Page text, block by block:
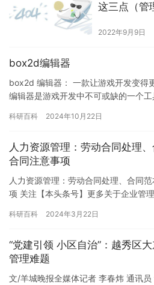
这三点（管
2022年9月9日
box2d编辑器
box2d 编辑器： 一款让游戏开发变得
编辑器是游戏开发中不可或缺的一个
科研百科 2024年10月22日
人力资源管理：劳动合同处理
合同注意事项
人力资源管理：劳动合同处理、合同
项 关注【本头条号】更多关于企业管
薪…
科研百科 2024年3月22日
“党建引领 小区自治”：越秀区
管理难题
文/羊城晚报全媒体记者 李春炜 通讯